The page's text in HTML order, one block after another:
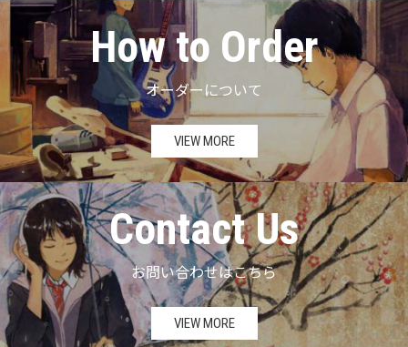
How to Order
オーダーについて
VIEW MORE
Contact Us
お問い合わせはこちら
VIEW MORE